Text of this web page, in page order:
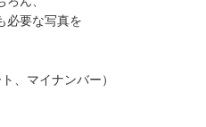
必要な写真を
、マイナンバー）